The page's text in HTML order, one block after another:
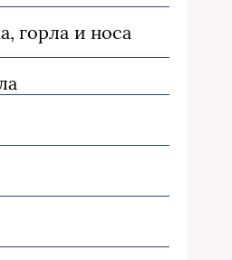
горла и носа